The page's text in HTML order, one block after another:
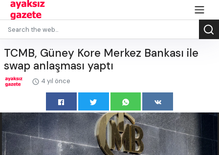
TCMB, Güney Kore Merkez Bankası ile
swap anlaşması yaptı
4 yıl önce